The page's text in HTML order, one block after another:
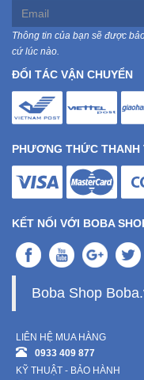
Thông tin của bạn sẽ được
cứ lúc nào.
ĐỐI TÁC VẬN CHUYỂN
PHƯƠNG THỨC THANH
KẾT NỐI VỚI BOBA
Boba Shop
LIÊN HỆ MUA HÀNG
0933 409 877
KỸ THUẬT - BẢO HÀNH